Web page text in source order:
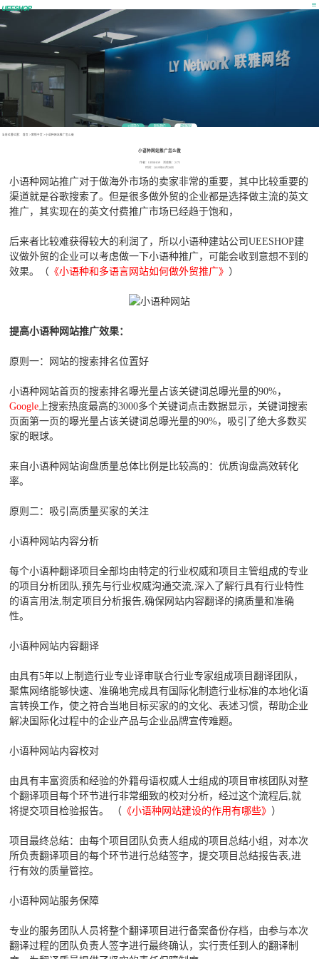
公司简介 联系我们 最新消息
当前位置位置： 首页 > 营销干货> 小语种网站推广怎么做
小语种网站推广怎么做
作者：UEESHOP 浏览数：2173
时间：2019年01月28日
小语种网站推广对于做海外市场的卖家非常的重要，其中比较重要的
渠道就是谷歌搜索了。但是很多做外贸的企业都是选择做主流的英文
推广，其实现在的英文付费推广市场已经趋于饱和，
后来者比较难获得较大的利润了，所以小语种建站公司UEESHOP建
议做外贸的企业可以考虑做一下小语种推广，可能会收到意想不到的
效果。（ 《小语种和多语言网站如何做外贸推广》 ）
提高小语种网站推广效果：
原则一：网站的搜索排名位置好
小语种网站首页的搜索排名曝光量占该关键词总曝光量的90%，
Google 上搜索热度最高的3000多个关键词点击数据显示，关键词搜索
页面第一页的曝光量占该关键词总曝光量的90%，吸引了绝大多数买
家的眼球。
来自小语种网站询盘质量总体比例是比较高的：优质询盘高效转化
率。
原则二：吸引高质量买家的关注
小语种网站内容分析
每个小语种翻译项目全部均由特定的行业权威和项目主管组成的专业
的项目分析团队,预先与行业权威沟通交流,深入了解行具有行业特性
的语言用法,制定项目分析报告,确保网站内容翻译的搞质量和准确
性。
小语种网站内容翻译
由具有5年以上制造行业专业译审联合行业专家组成项目翻译团队，
聚焦网络能够快速、准确地完成具有国际化制造行业标准的本地化语
言转换工作，使之符合当地目标买家的的文化、表述习惯，帮助企业
解决国际化过程中的企业产品与企业品牌宣传难题。
小语种网站内容校对
由具有丰富资质和经验的外籍母语权威人士组成的项目审核团队对整
个翻译项目每个环节进行非常细致的校对分析，经过这个流程后,就
将提交项目检验报告。 （ 《小语种网站建设的作用有哪些》 ）
项目最终总结：由每个项目团队负责人组成的项目总结小组，对本次
所负责翻译项目的每个环节进行总结签字，提交项目总结报告表,进
行有效的质量管控。
小语种网站服务保障
专业的服务团队人员将整个翻译项目进行备案备份存档，由参与本次
翻译过程的团队负责人签字进行最终确认，实行责任到人的翻译制